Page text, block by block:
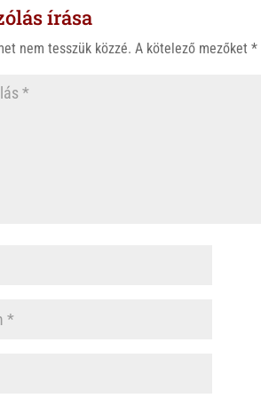
o
írása
nem tesszük közzé. A kötelező mezőket*